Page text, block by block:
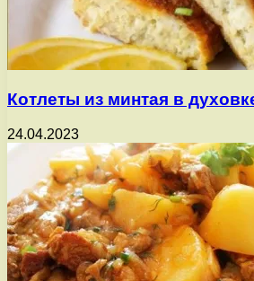
Котлеты из минтая в
24.04.2023